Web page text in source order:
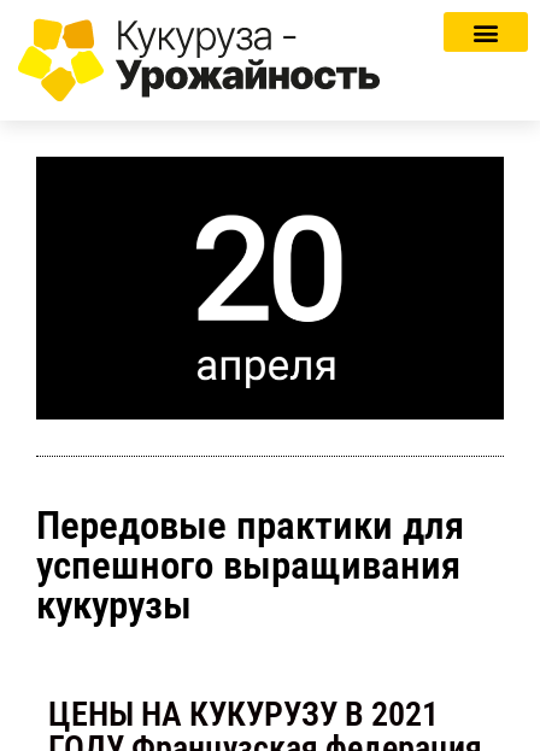
Передовые практики для
успешного выращивания
кукурузы
ЦЕНЫ НА КУКУРУЗУ В 2021